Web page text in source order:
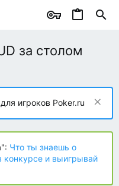
за столом
для игроков Poker.ru
Что ты знаешь о
конкурсе и выигрывай